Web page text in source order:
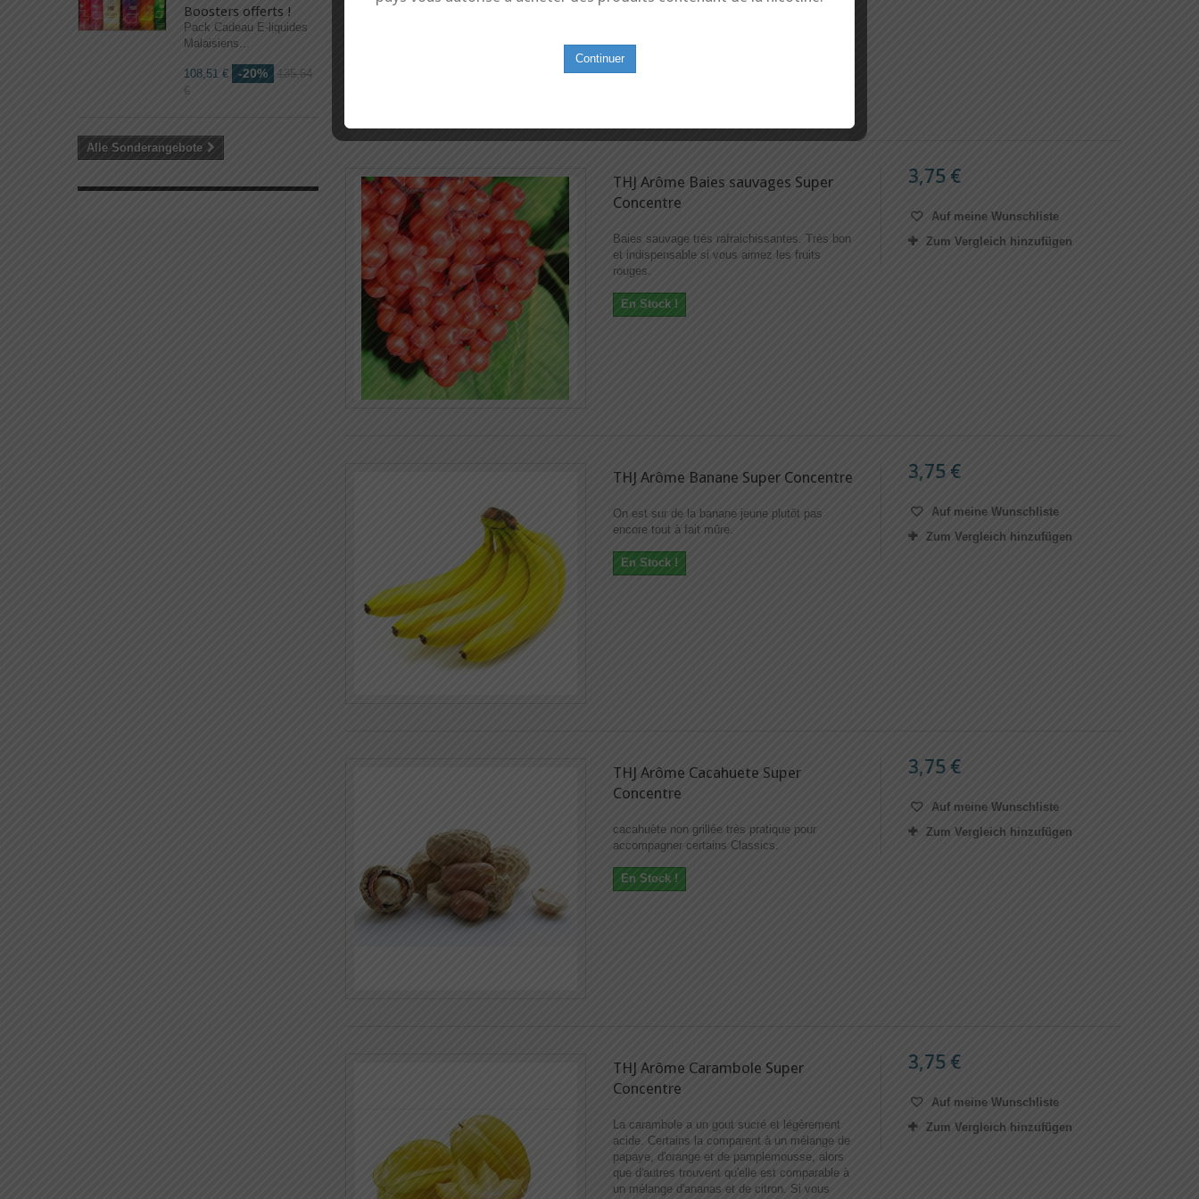
Boosters offerts !
Pack Cadeau E-liquides
Malaisiens...
108,51 € -20%
135,64
€
Alle Sonderangebote
THJ Arôme Baies sauvages Super
Concentre
Baies sauvage très rafraichissantes. Très bon
et indispensable si vous aimez les fruits
rouges.
En Stock !
3,75 €
Auf meine Wunschliste
Zum Vergleich hinzufügen
THJ Arôme Banane Super Concentre
On est sur de la banane jeune plutôt pas
encore tout à fait mûre.
En Stock !
3,75 €
Auf meine Wunschliste
Zum Vergleich hinzufügen
THJ Arôme Cacahuete Super
Concentre
cacahuète non grillée très pratique pour
accompagner certains Classics.
En Stock !
3,75 €
Auf meine Wunschliste
Zum Vergleich hinzufügen
THJ Arôme Carambole Super
Concentre
La carambole a un gout sucré et légèrement
acide. Certains la comparent à un mélange de
papaye, d'orange et de pamplemousse, alors
que d'autres trouvent qu'elle est comparable à
un mélange d'ananas et de citron. Si vous
3,75 €
Auf meine Wunschliste
Zum Vergleich hinzufügen
Continuer